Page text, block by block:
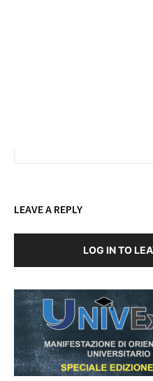
LEAVE A REPLY
LOG IN TO